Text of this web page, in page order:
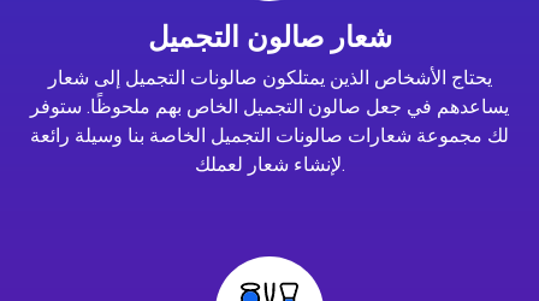
شعار صالون التجميل
يحتاج الأشخاص الذين يمتلكون صالونات التجميل إلى شعار
يساعدهم في جعل صالون التجميل الخاص بهم ملحوظًا. ستوفر
لك مجموعة شعارات صالونات التجميل الخاصة بنا وسيلة رائعة
لإنشاء شعار لعملك.